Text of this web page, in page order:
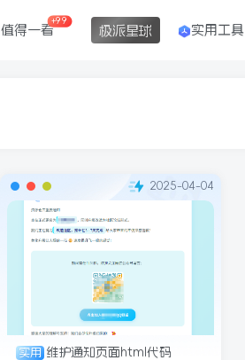
值得一看
+99
极派星球 实用工具
2025-04-04
实用 维护通知页面html代码